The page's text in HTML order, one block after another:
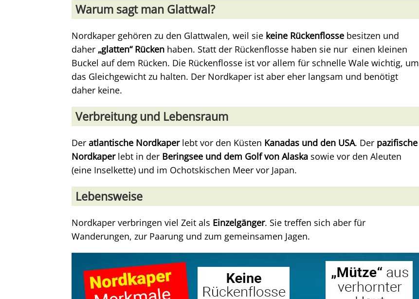
Warum sagt man Glattwal?
Nordkaper gehören zu den Glattwalen, weil sie keine Rückenflosse besitzen und
daher „glatten“ Rücken haben. Statt der Rückenflosse haben sie nur einen kleinen
Buckel auf dem Rücken. Die Rückenflosse ist vor allem für schnelle Wale wichtig, um
das Gleichgewicht zu halten. Der Nordkaper ist aber eher langsam und benötigt
daher keine.
Verbreitung und Lebensraum
Der atlantische Nordkaperlebt vor den Küsten Kanadas und den USA. Der pazifische
Nordkaperlebt in der Beringsee und dem Golf von Alaska sowie vor den Aleuten
(eine Inselkette) und im Ochotskischen Meer vor Japan.
Lebensweise
Nordkaper verbringen viel Zeit als Einzelgänger. Sie treffen sich aber für
Wanderungen, zur Paarung und zum gemeinsamen Jagen.